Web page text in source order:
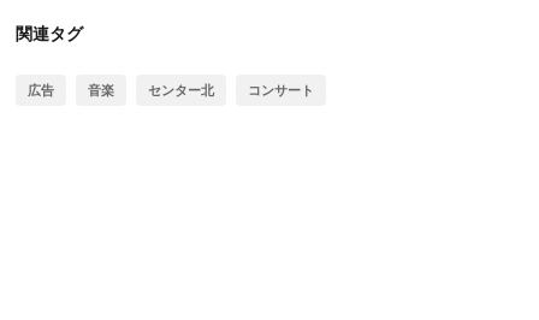
関連タグ
広告 音楽 センター北 コンサート